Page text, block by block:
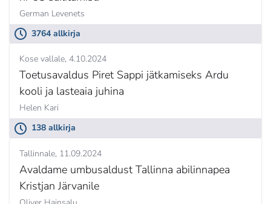
German Levenets
3764 allkirja
Kose vallale 4.10.2024
Toetusavaldus Piret Sappi jätkamiseks Ardu
kooli ja lasteaia juhina
Helen Kari
138 allkirja
Tallinnale 11.09.2024
Avaldame umbusaldust Tallinna abilinnapea
Kristjan Järvanile